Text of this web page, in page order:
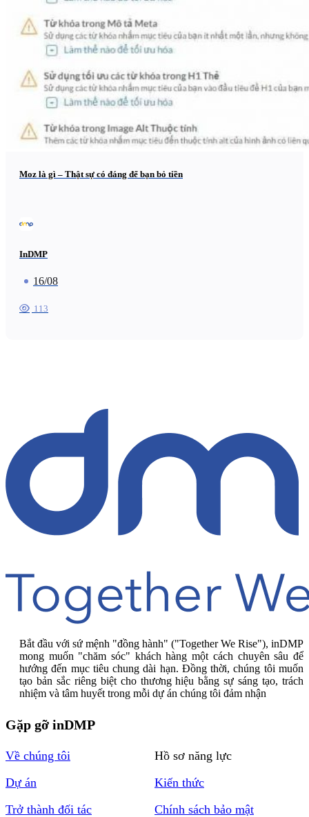
Moz là gì – Thật sự có đáng để bạn bỏ tiền
InDMP
16/08
113
Bắt đầu với sứ mệnh "đồng hành" ("Together We Rise"), inDMP
mong muốn "chăm sóc" khách hàng một cách chuyên sâu để
hướng đến mục tiêu chung dài hạn. Đồng thời, chúng tôi muốn
tạo bản sắc riêng biệt cho thương hiệu bằng sự sáng tạo, trách
nhiệm và tâm huyết trong mỗi dự án chúng tôi đảm nhận
Gặp gỡ inDMP
Về chúng tôi
Hồ sơ năng lực
Dự án
Kiến thức
Trở thành đối tác
Chính sách bảo mật